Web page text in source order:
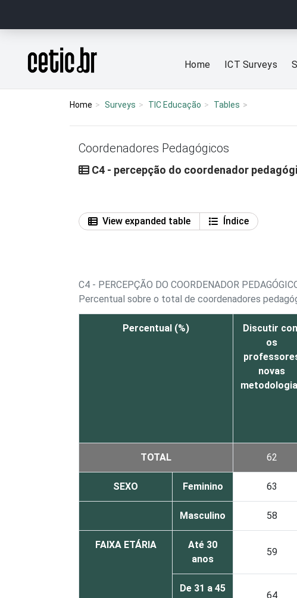
Página inicial
Home ICT Surveys
Home Surveys TIC Educação Tables
Coordenadores Pedagógicos
C4 - percepção do coordenador
View expanded table
Índice
C4 - PERCEPÇÃO DO COORDENADOR
Percentual sobre o total de coordenadores
Percentual (%)
Discutir
os
novas
TOTAL 62
SEXO Feminino 63
Masculino 58
FAIXA ETÁRIA
Até 30
anos
59
De 31 a 45
64